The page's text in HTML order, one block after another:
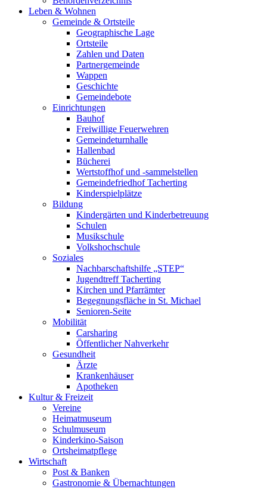
Leben & Wohnen
Gemeinde & Ortsteile
Geographische Lage
Ortsteile
Zahlen und Daten
Partnergemeinde
Wappen
Geschichte
Gemeindebote
Einrichtungen
Bauhof
Freiwillige Feuerwehren
Gemeindeturnhalle
Hallenbad
Bücherei
Wertstoffhof und -sammelstellen
Gemeindefriedhof Tacherting
Kinderspielplätze
Bildung
Kindergärten und Kinderbetreuung
Schulen
Musikschule
Volkshochschule
Soziales
Nachbarschaftshilfe „STEP“
Jugendtreff Tacherting
Kirchen und Pfarrämter
Begegnungsfläche in St. Michael
Senioren-Seite
Mobilität
Carsharing
Öffentlicher Nahverkehr
Gesundheit
Ärzte
Krankenhäuser
Apotheken
Kultur & Freizeit
Vereine
Heimatmuseum
Schulmuseum
Kinderkino-Saison
Ortsheimatpflege
Wirtschaft
Post & Banken
Gastronomie & Übernachtungen